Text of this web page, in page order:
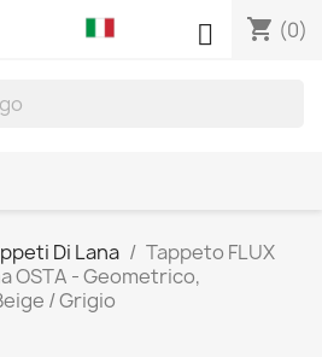
shopping_cart (0)

Di Lana
Tappeto FLUX
OSTA - Geometrico,
/ Grigio